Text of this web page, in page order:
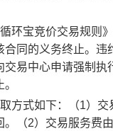
环宝竞价交易规则
同的义务终止。
易中心申请强制
方式如下：（1）
（2）交易服务费